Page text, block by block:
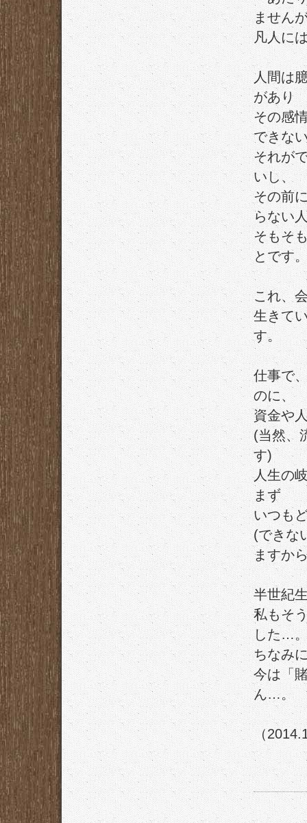
ません
凡人に
人間は
があり
その感
できな
それが
いし、
その前
らない
そもそ
とです
これ、
生きて
す。
仕事で
のに、
資金や
(当然、
す)
人生の
まず
いつも
(できな
ますか
半世紀
私もそ
した…
ちなみ
今は「
ん…。
（